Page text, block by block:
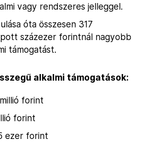
vagy rendszeres jelleggel.
óta összesen 317
százezer forintnál nagyobb
támogatást.
alkalmi támogatások:
forint
forint
ezer forint